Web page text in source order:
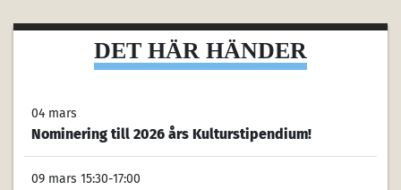
DET HÄR HÄNDER
04 mars
Nominering till 2026 års Kulturstipendium!
09 mars 15:30-17:00